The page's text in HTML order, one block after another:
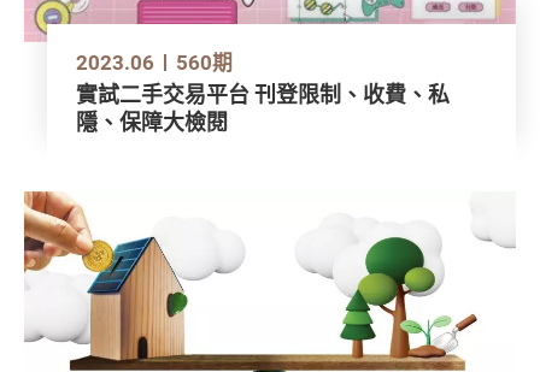
2023.06 560期
實試二手交易平台 刊登限制、收費、私
隱、保障大檢閱